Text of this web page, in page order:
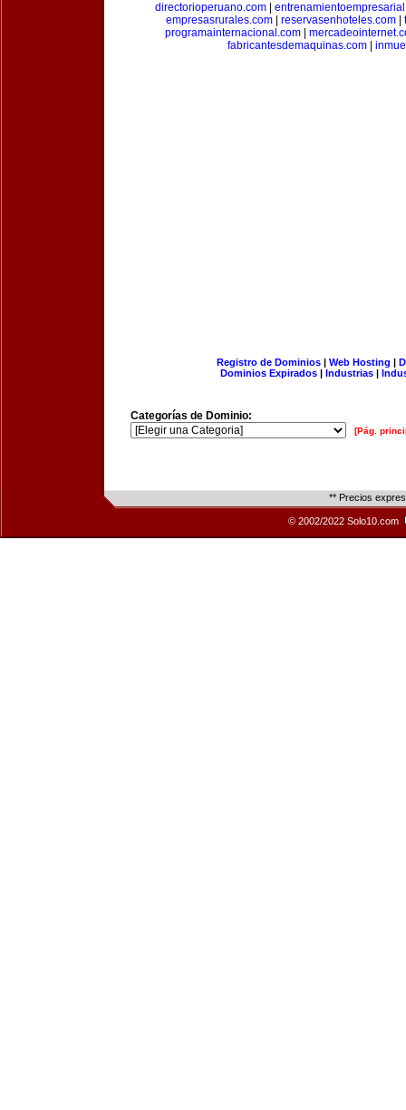
directorioperuano.com|
empresasrurales.com
reservasenhoteles.com
programainternacional.com
fabricantesdemaquinas.com
Registro de Dominios| Web Hosting |
Dominios Expirados | Industrias |
Categorías de Dominio:
[Pág.
** Precios
© 2002/2022 Solo10.com